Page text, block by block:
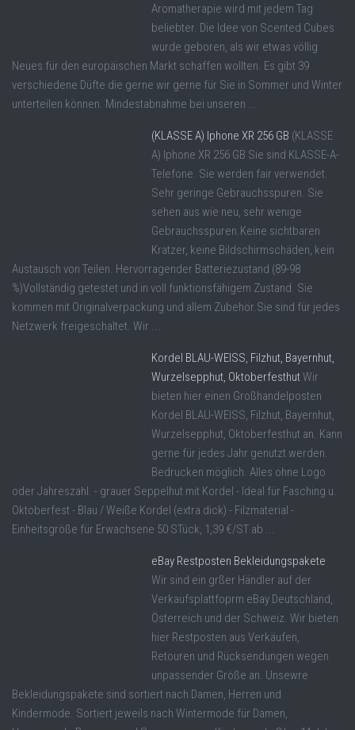
Aromatherapie wird mit jedem Tag
beliebter. Die Idee von Scented Cubes
wurde geboren, als wir etwas völlig
Neues für den europäischen Markt schaffen wollten. Es gibt 39
verschiedene Düfte die gerne wir gerne für Sie in Sommer und Winter
unterteilen können. Mindestabnahme bei unseren ...
(KLASSE A) Iphone XR 256 GB (KLASSE
A) Iphone XR 256 GB Sie sind KLASSE-A-
Telefone. Sie werden fair verwendet.
Sehr geringe Gebrauchsspuren. Sie
sehen aus wie neu, sehr wenige
Gebrauchsspuren.Keine sichtbaren
Kratzer, keine Bildschirmschäden, kein
Austausch von Teilen. Hervorragender Batteriezustand (89-98
%)Vollständig getestet und in voll funktionsfähigem Zustand. Sie
kommen mit Originalverpackung und allem Zubehör.Sie sind für jedes
Netzwerk freigeschaltet. Wir ...
Kordel BLAU-WEISS, Filzhut, Bayernhut,
Wurzelsepphut, OktoberfesthutWir
bieten hier einen Großhandelposten
Kordel BLAU-WEISS, Filzhut, Bayernhut,
Wurzelsepphut, Oktoberfesthut an. Kann
gerne für jedes Jahr genutzt werden.
Bedrucken möglich. Alles ohne Logo
oder Jahreszahl. - grauer Seppelhut mit Kordel - Ideal für Fasching u.
Oktoberfest - Blau / Weiße Kordel (extra dick) - Filzmaterial -
Einheitsgröße für Erwachsene 50 STück, 1,39 €/ST ab ...
eBay Restposten Bekleidungspakete
Wir sind ein grßer Händler auf der
Verkaufsplattfoprm eBay Deutschland,
Österreich und der Schweiz. Wir bieten
hier Restposten aus Verkäufen,
Retouren und Rücksendungen wegen
unpassender Größe an. Unsewre
Bekleidungspakete sind sortiert nach Damen, Herren und
Kindermode. Sortiert jeweils nach Wintermode für Damen,